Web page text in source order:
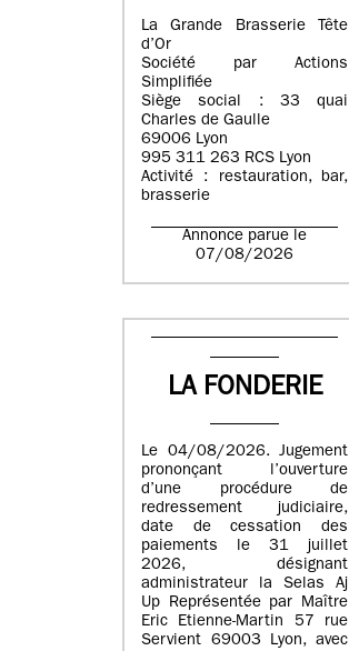
La Grande Brasserie Tête
d’Or
Société par Actions
Simplifiée
Siège social : 33 quai
Charles de Gaulle
69006 Lyon
995 311 263 RCS Lyon
Activité : restauration, bar,
brasserie
Annonce parue le
07/08/2026
LA FONDERIE
Le 04/08/2026. Jugement
prononçant l’ouverture
d’une procédure de
redressement judiciaire,
date de cessation des
paiements le 31 juillet
2026, désignant
administrateur la Selas Aj
Up Représentée par Maître
Eric Etienne-Martin 57 rue
Servient 69003 Lyon, avec